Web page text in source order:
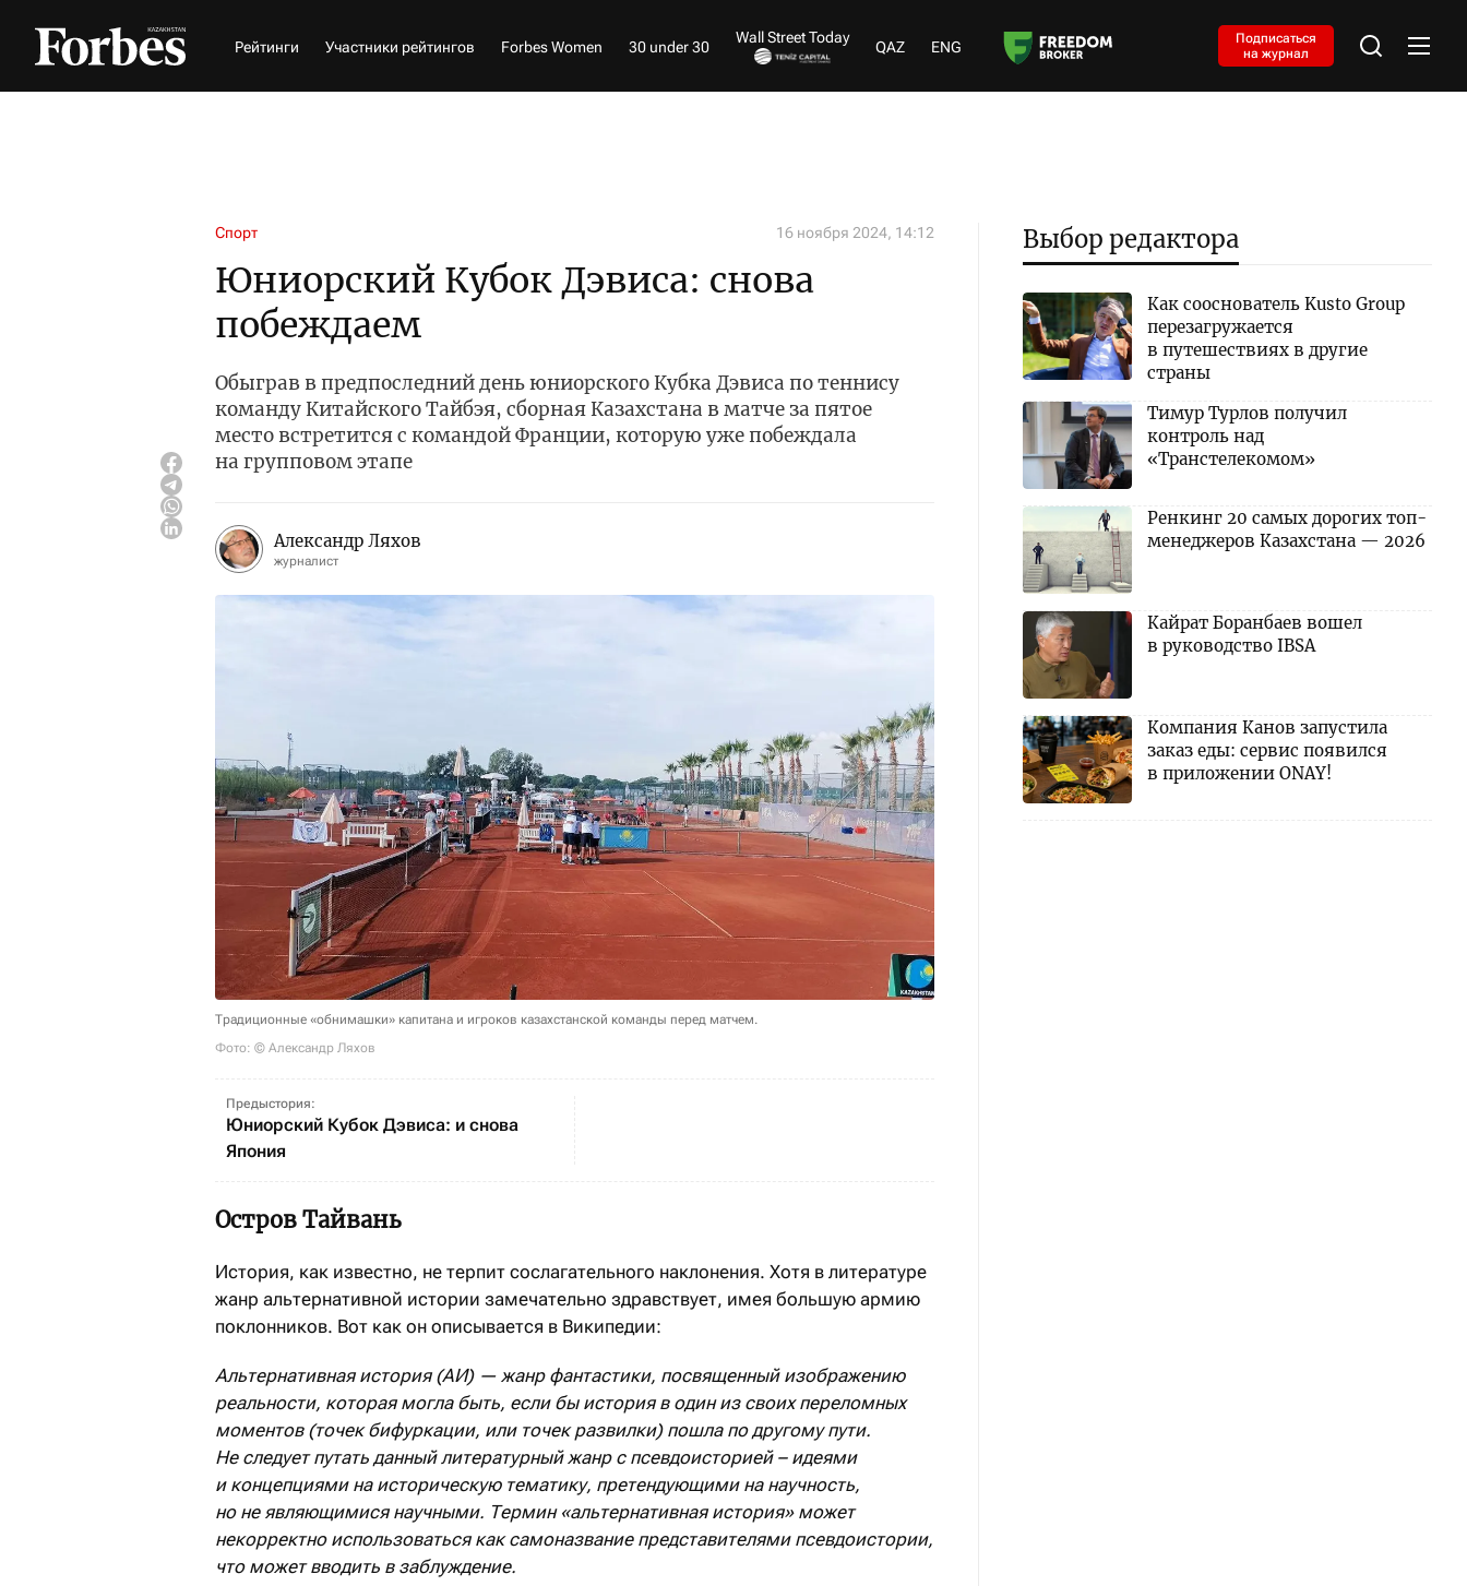
Рейтинги Участники рейтингов Forbes Women 30 under 30
Wall Street Today
QAZ ENG
Подписаться
на журнал
Спорт 16 ноября 2024, 14:12
Юниорский Кубок Дэвиса: снова
побеждаем
Обыграв в предпоследний день юниорского Кубка Дэвиса по теннису
команду Китайского Тайбэя, сборная Казахстана в матче за пятое
место встретится с командой Франции, которую уже побеждала
на групповом этапе
Александр Ляхов
журналист
Традиционные «обнимашки» капитана и игроков казахстанской команды перед матчем.
Фото: © Александр Ляхов
Предыстория:
Юниорский Кубок Дэвиса: и снова
Япония
Остров Тайвань
История, как известно, не терпит сослагательного наклонения. Хотя в литературе
жанр альтернативной истории замечательно здравствует, имея большую армию
поклонников. Вот как он описывается в Википедии:
Альтернативнаяистория (АИ)— жанр фантастики, посвященный изображению
реальности, которая могла быть, если бы история в один из своих переломных
моментов (точек бифуркации, или точек развилки) пошла по другому пути.
Не следует путать данный литературный жанр с псевдоисторией –идеями
и концепциями на историческую тематику, претендующими на научность,
но не являющимися научными. Термин «альтернативная история» может
некорректно использоваться как самоназвание представителями псевдоистории,
что может вводить в заблуждение.
Выбор редактора
Как сооснователь Kusto Group
перезагружается
в путешествиях в другие
страны
Тимур Турлов получил
контроль над
«Транстелекомом»
Ренкинг 20 самых дорогих топ-
менеджеров Казахстана — 2026
Кайрат Боранбаев вошел
в руководство IBSA
Компания Канов запустила
заказ еды: сервис появился
в приложении ONAY!